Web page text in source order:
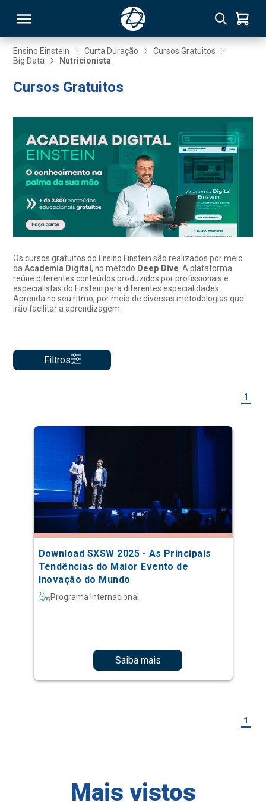
Ensino Einstein Curta Duração
Cursos Gratuitos
Big Data
Nutricionista
Cursos Gratuitos
Os cursos gratuitos do Ensino Einstein são realizados por meio
daAcademia Digital, no método Deep Dive. A plataforma
reúne diferentes conteúdos produzidos por profissionais e
especialistas do Einstein para diferentes especialidades.
Aprenda no seu ritmo, por meio de diversas metodologias que
irão facilitar a aprendizagem.
Filtros
1
Download SXSW 2025 - As Principais
Tendências do Maior Evento de
Inovação do Mundo
Programa Internacional
Saiba mais
1
Mais vistos